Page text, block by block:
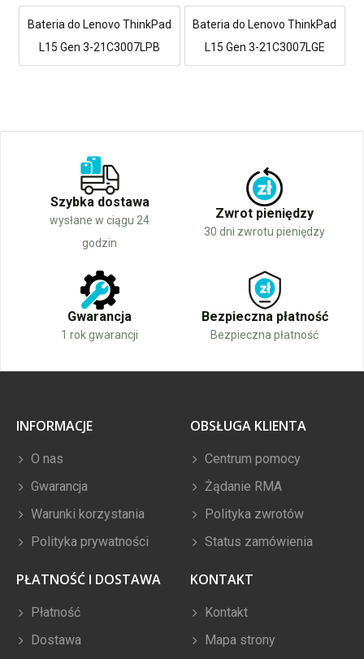
Bateria do Lenovo ThinkPad
L15 Gen 3-21C3007LPB
Bateria do Lenovo ThinkPad
L15 Gen 3-21C3007LGE
Szybka dostawa
wysłane w ciągu 24
godzin
Zwrot pieniędzy
30 dni zwrotu pieniędzy
Gwarancja
1 rok gwarancji
Bezpieczna płatność
Bezpieczna płatność
INFORMACJE
O nas
Gwarancja
Warunki korzystania
Polityka prywatności
OBSŁUGA KLIENTA
Centrum pomocy
Żądanie RMA
Polityka zwrotów
Status zamówienia
PŁATNOŚĆ I DOSTAWA
Płatność
Dostawa
KONTAKT
Kontakt
Mapa strony